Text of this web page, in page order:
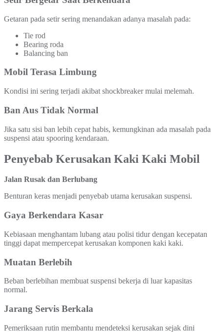
Getaran pada setir sering menandakan adanya masalah pada:
Tie rod
Bearing roda
Balancing ban
Mobil Terasa Limbung
Kondisi ini sering terjadi akibat shockbreaker mulai melemah.
Ban Aus Tidak Normal
Jika satu sisi ban lebih cepat habis, kemungkinan ada masalah pada
suspensi atau spooring kendaraan.
Penyebab Kerusakan Kaki Kaki Mobil
Jalan Rusak dan Berlubang
Benturan keras menjadi penyebab utama kerusakan suspensi.
Gaya Berkendara Kasar
Kebiasaan menghantam lubang atau polisi tidur dengan kecepatan
tinggi dapat mempercepat kerusakan komponen kaki kaki.
Muatan Berlebih
Beban berlebihan membuat suspensi bekerja di luar kapasitas
normal.
Jarang Servis Berkala
Pemeriksaan rutin membantu mendeteksi kerusakan sejak dini